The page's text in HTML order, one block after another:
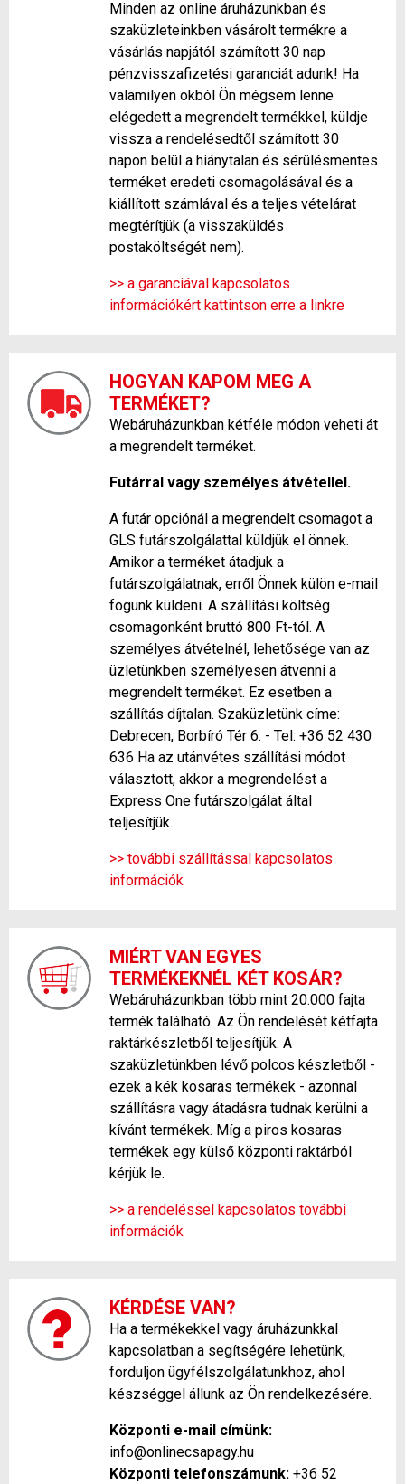
Minden az online áruházunkban és
szaküzleteinkben vásárolt termékre a
vásárlás napjától számított 30 nap
pénzvisszafizetési garanciát adunk! Ha
valamilyen okból Ön mégsem lenne
elégedett a megrendelt termékkel, küldje
vissza a rendelésedtől számított 30
napon belül a hiánytalan és sérülésmentes
terméket eredeti csomagolásával és a
kiállított számlával és a teljes vételárat
megtérítjük (a visszaküldés
postaköltségét nem).
>> a garanciával kapcsolatos
információkért kattintson erre a linkre
HOGYAN KAPOM MEG A
TERMÉKET?
Webáruházunkban kétféle módon veheti át
a megrendelt terméket.
Futárral vagy személyes átvétellel.
A futár opciónál a megrendelt csomagot a
GLS futárszolgálattal küldjük el önnek.
Amikor a terméket átadjuk a
futárszolgálatnak, erről Önnek külön e-mail
fogunk küldeni. A szállítási költség
csomagonként bruttó 800 Ft-tól. A
személyes átvételnél, lehetősége van az
üzletünkben személyesen átvenni a
megrendelt terméket. Ez esetben a
szállítás díjtalan. Szaküzletünk címe:
Debrecen, Borbíró Tér 6. - Tel: +36 52 430
636 Ha az utánvétes szállítási módot
választott, akkor a megrendelést a
Express One futárszolgálat által
teljesítjük.
>> további szállítással kapcsolatos
információk
MIÉRT VAN EGYES
TERMÉKEKNÉL KÉT KOSÁR?
Webáruházunkban több mint 20.000 fajta
termék található. Az Ön rendelését kétfajta
raktárkészletből teljesítjük. A
szaküzletünkben lévő polcos készletből -
ezek a kék kosaras termékek - azonnal
szállításra vagy átadásra tudnak kerülni a
kívánt termékek. Míg a piros kosaras
termékek egy külső központi raktárból
kérjük le.
>> a rendeléssel kapcsolatos további
információk
KÉRDÉSE VAN?
Ha a termékekkel vagy áruházunkkal
kapcsolatban a segítségére lehetünk,
forduljon ügyfélszolgálatunkhoz, ahol
készséggel állunk az Ön rendelkezésére.
Központi e-mail címünk:
info@onlinecsapagy.hu
Központi telefonszámunk: +36 52